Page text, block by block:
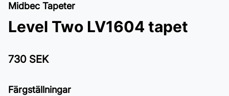
Midbec Tapeter
Level Two LV1604 tapet
730 SEK
Färgställningar